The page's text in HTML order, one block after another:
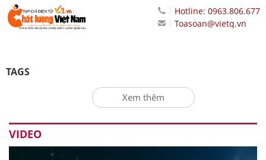
Hotline: 0963.806.677
Toasoan@vietq.vn
TAGS
Xem thêm
VIDEO